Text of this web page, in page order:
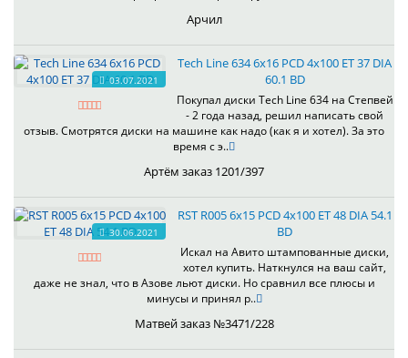
Арчил
03.07.2021
Tech Line 634 6x16 PCD 4x100 ET 37 DIA
60.1 BD
Покупал диски Tech Line 634 на Степвей
- 2 года назад, решил написать свой
отзыв. Смотрятся диски на машине как надо (как я и хотел). За это
время с э..
Артём заказ 1201/397
30.06.2021
RST R005 6x15 PCD 4x100 ET 48 DIA 54.1
BD
Искал на Авито штампованные диски,
хотел купить. Наткнулся на ваш сайт,
даже не знал, что в Азове льют диски. Но сравнил все плюсы и
минусы и принял р..
Матвей заказ №3471/228